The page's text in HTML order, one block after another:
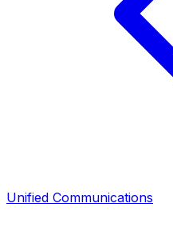
Unified Communications